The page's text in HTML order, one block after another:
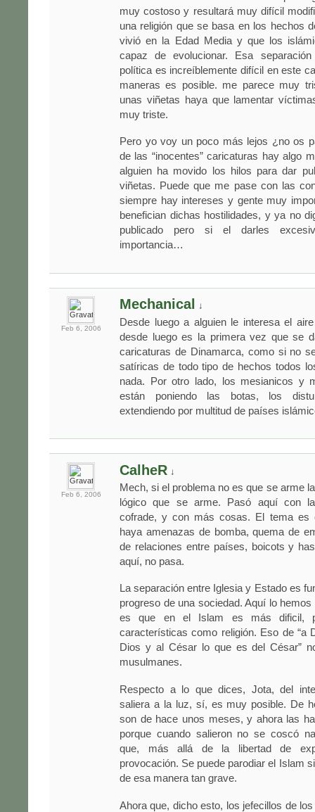
muy costoso y resultará muy difícil
una religión que se basa en los hechos
vivió en la Edad Media y que los
capaz de evolucionar. Esa
política es increíblemente difícil en este
maneras es posible. me parece muy
unas viñetas haya que lamentar
muy triste.
Pero yo voy un poco más lejos ¿no os
de las “inocentes” caricaturas hay algo
alguien ha movido los hilos para dar
viñetas. Puede que me pase con las
siempre hay intereses y gente muy
benefician dichas hostilidades, y ya no
publicado pero si el darles
importancia…
Feb 6, 2006
Mechanical ↓
Desde luego a alguien le interesa el
desde luego es la primera vez que se
caricaturas de Dinamarca, como si no
satíricas de todo tipo de hechos todos
nada. Por otro lado, los mesianicos y
están poniendo las botas, los
extendiendo por multitud de países
Feb 6, 2006
CalheR ↓
Mech, si el problema no es que se arme
lógico que se arme. Pasó aquí con
cofrade, y con más cosas. El tema es
haya amenazas de bomba, quema de
de relaciones entre países, boicots y
aquí, no pasa.
La separación entre Iglesia y Estado es
progreso de una sociedad. Aquí lo
es que en el Islam es más dificil,
características como religión. Eso de “a
Dios y al César lo que es del César”
musulmanes.
Respecto a lo que dices, Jota, del
saliera a la luz, sí, es muy posible. De
son de hace unos meses, y ahora las
porque cuando salieron no se coscó
que, más allá de la libertad de
provocación. Se puede parodiar el Islam
de esa manera tan grave.
Ahora que, dicho esto, los jefecillos de